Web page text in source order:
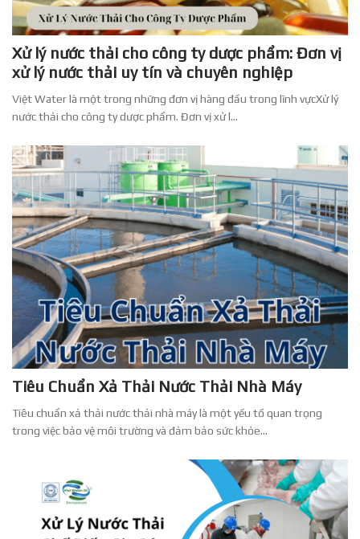
Xử lý nước thải cho công ty dược phẩm: Đơn vị
xử lý nước thải uy tín và chuyên nghiệp
Việt Water là một trong những đơn vị hàng đầu trong lĩnh vựcXử lý
nước thải cho công ty dược phẩm. Đơn vị xử l...
Tiêu Chuẩn Xả Thải Nước Thải Nhà Máy
Tiêu chuẩn xả thải nước thải nhà máy là một yếu tố quan trọng
trong việc bảo vệ môi trường và đảm bảo sức khỏe...